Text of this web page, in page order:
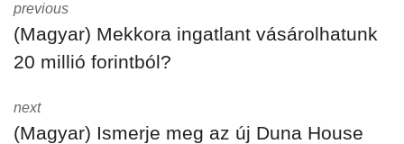
previous
(Magyar) Mekkora ingatlant vásárolhatunk
20 millió forintból?
next
(Magyar) Ismerje meg az új Duna House